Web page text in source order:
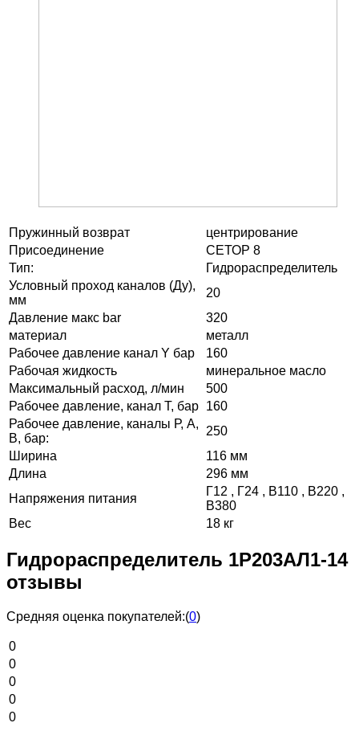
Пружинный возврат
центрирование
Присоединение
СЕТОР 8
Тип:
Гидрораспределитель
Условный проход каналов (Ду),
мм
20
Давление макс bar
320
материал
металл
Рабочее давление канал Y бар
160
Рабочая жидкость
минеральное масло
Максимальный расход, л/мин
500
Рабочее давление, канал Т, бар 160
Рабочее давление, каналы Р, А,
В, бар:
250
Ширина
116 мм
Длина
296 мм
Напряжения питания
Г12 , Г24 , В110 , В220 ,
В380
Вес
18 кг
Гидрораспределитель 1Р203АЛ1-14
отзывы
Средняя оценка покупателей:(0)
0
0
0
0
0